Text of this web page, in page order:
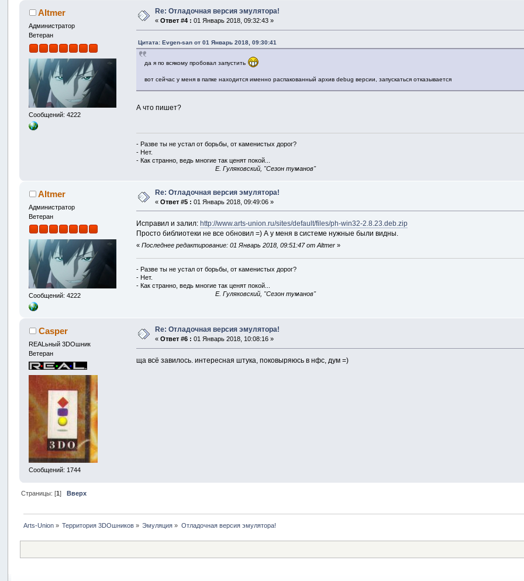
Altmer
Администратор
Ветеран
Сообщений: 4222
Re: Отладочная версия эмулятора!
«Ответ #4 : 01 Январь 2018, 09:32:43 »
Цитата: Evgen-san от 01 Январь 2018, 09:30:41
да я по всякому пробовал запустить
вот сейчас у меня в папке находится именно распакованный архив debug версии, запускаться отказывается
А что пишет?
- Разве ты не устал от борьбы, от каменистых дорог?
- Нет.
- Как странно, ведь многие так ценят покой...
E. Гуляковский, "Сезон туманов"
Altmer
Администратор
Ветеран
Сообщений: 4222
Re: Отладочная версия эмулятора!
«Ответ #5 : 01 Январь 2018, 09:49:06 »
Исправил и залил:http://www.arts-union.ru/sites/default/files/ph-win32-2.8.23.deb.zip
Просто библиотеки не все обновил =) А у меня в системе нужные были видны.
«Последнее редактирование: 01 Январь 2018, 09:51:47 от Altmer »
- Разве ты не устал от борьбы, от каменистых дорог?
- Нет.
- Как странно, ведь многие так ценят покой...
E. Гуляковский, "Сезон туманов"
Casper
REALьный 3DOшник
Ветеран
Сообщений: 1744
Re: Отладочная версия эмулятора!
«Ответ #6 : 01 Январь 2018, 10:08:16 »
ща всё завилось. интересная штука, поковыряюсь в нфс, дум =)
Страницы: [1] Вверх
Arts-Union» Территория 3DOшников » Эмуляция » Отладочная версия эмулятора!